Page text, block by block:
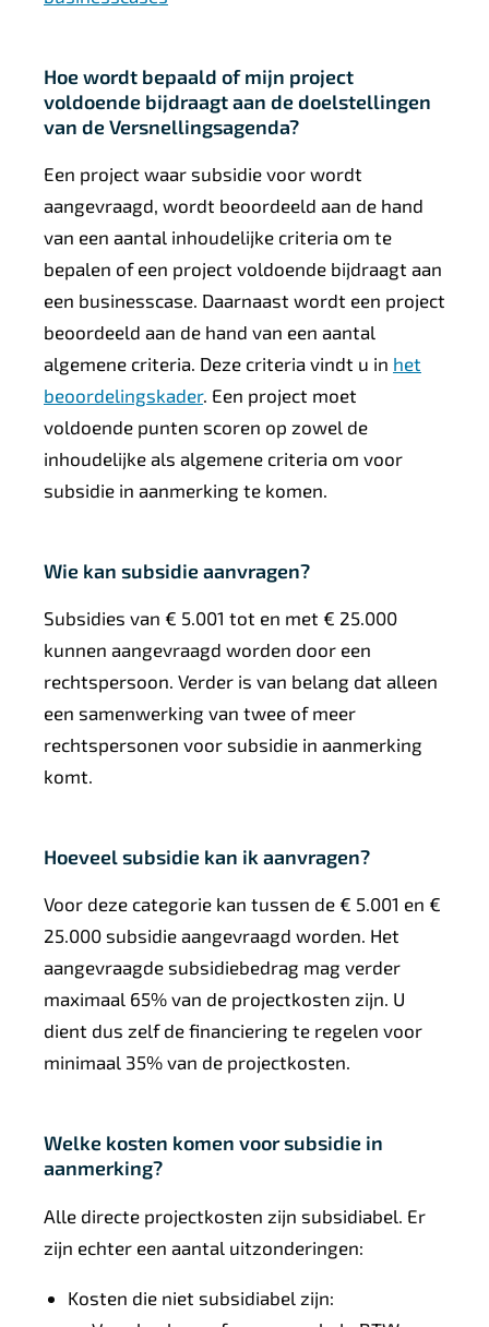
Hoe wordt bepaald of mijn project
voldoende bijdraagt aan de doelstellingen
van de Versnellingsagenda?
Een project waar subsidie voor wordt
aangevraagd, wordt beoordeeld aan de hand
van een aantal inhoudelijke criteria om te
bepalen of een project voldoende bijdraagt aan
een businesscase. Daarnaast wordt een project
beoordeeld aan de hand van een aantal
algemene criteria. Deze criteria vindt u in het
beoordelingskader. Een project moet
voldoende punten scoren op zowel de
inhoudelijke als algemene criteria om voor
subsidie in aanmerking te komen.
Wie kan subsidie aanvragen?
Subsidies van € 5.001 tot en met € 25.000
kunnen aangevraagd worden door een
rechtspersoon. Verder is van belang dat alleen
een samenwerking van twee of meer
rechtspersonen voor subsidie in aanmerking
komt.
Hoeveel subsidie kan ik aanvragen?
Voor deze categorie kan tussen de € 5.001 en €
25.000 subsidie aangevraagd worden. Het
aangevraagde subsidiebedrag mag verder
maximaal 65% van de projectkosten zijn. U
dient dus zelf de financiering te regelen voor
minimaal 35% van de projectkosten.
Welke kosten komen voor subsidie in
aanmerking?
Alle directe projectkosten zijn subsidiabel. Er
zijn echter een aantal uitzonderingen:
Kosten die niet subsidiabel zijn: